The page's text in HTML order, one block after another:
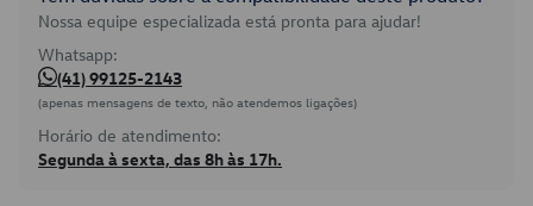
Nossa equipe especializada está pronta para ajudar!
Whatsapp:
(41) 99125-2143
(apenas mensagens de texto, não atendemos ligações)
Horário de atendimento:
Segunda à sexta, das 8h às 17h.